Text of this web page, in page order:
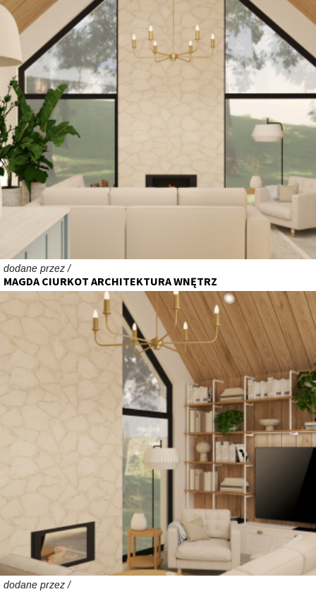
dodane przez /
MAGDA CIURKOT ARCHITEKTURA WNĘTRZ
dodane przez /